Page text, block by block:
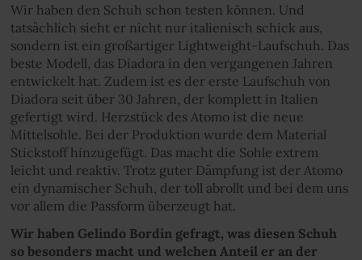
Wir haben den Schuh schon testen können. Und
tatsächlich sieht er nicht nur italienisch schick aus,
sondern ist ein großartiger Lightweight-Laufschuh. Das
beste Modell, das Diadora in den vergangenen Jahren
entwickelt hat. Zudem ist es der erste Laufschuh von
Diadora seit über 30 Jahren, der komplett in Italien
gefertigt wird. Herzstück des Atomo ist die neue
Mittelsohle. Bei der Produktion wurde dem Material
Stickstoff hinzugefügt. Das macht die Sohle extrem
leicht und reaktiv. Trotz guter Dämpfung ist der Atomo
ein dynamischer Schuh, der toll abrollt und bei dem uns
vor allem die Passform überzeugt hat.
Wir haben Gelindo Bordin gefragt, was diesen Schuh
so besonders macht und welchen Anteil er an der